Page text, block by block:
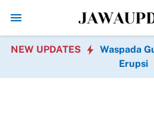
Fotografer
NEW UPDATES
Waspada
Erupsi